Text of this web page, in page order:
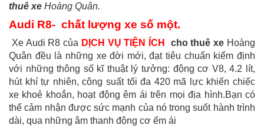
thuê xe Hoàng Quân.
Audi R8- chất lượng xe số một.
Xe Audi R8 của DỊCH VỤ TIỆN ÍCH cho thuê xe Hoàng
Quân đều là những xe đời mới, đạt tiêu chuẩn kiểm định
với những thông số kĩ thuật lý tưởng: động cơ V8, 4.2 lít,
hút khí tự nhiên, công suất tối đa 420 mã lực khiến chiếc
xe khoẻ khoắn, hoạt động êm ái trên mọi địa hình.Bạn có
thể cảm nhận được sức mạnh của nó trong suốt hành trình
dài, qua những âm thanh động cơ ếm ái